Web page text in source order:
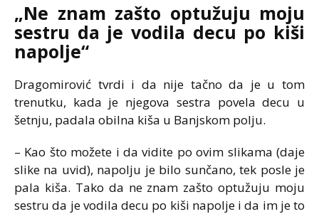
„Ne znam zašto optužuju moju
sestru da je vodila decu po kiši
napolje“
Dragomirović tvrdi i da nije tačno da je u tom
trenutku, kada je njegova sestra povela decu u
šetnju, padala obilna kiša u Banjskom polju.
– Kao što možete i da vidite po ovim slikama (daje
slike na uvid), napolju je bilo sunčano, tek posle je
pala kiša. Tako da ne znam zašto optužuju moju
sestru da je vodila decu po kiši napolje i da im je to